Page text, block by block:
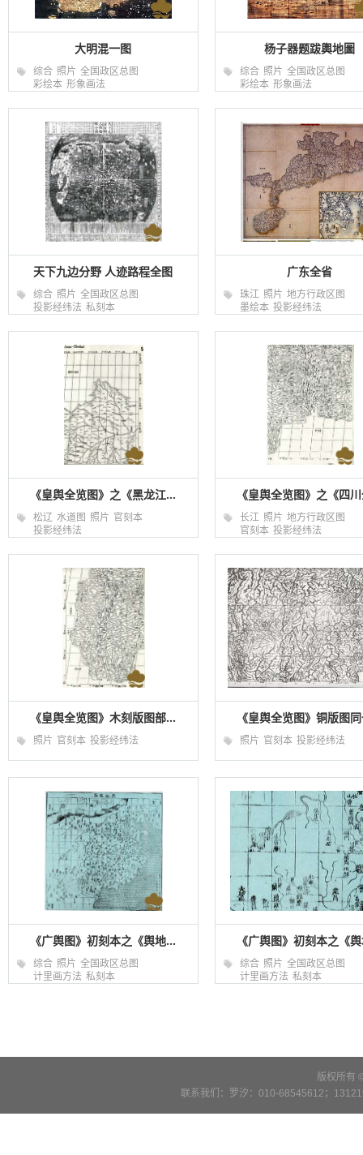
大明混一图
综合 照片 全国政区总图
彩绘本 形象画法
杨子器题跋輿地圖
综合 照片 全国政区总图
彩绘本 形象画法
天下九边分野 人迹路程全图
综合 照片 全国政区总图
投影经纬法 私刻本
广东全省
珠江 照片 地方行政区图
墨绘本 投影经纬法
《皇舆全览图》之《黑龙江...
松辽 水道图 照片 官刻本
投影经纬法
《皇舆全览图》之《四
长江 照片 地方行政区图
官刻本 投影经纬法
《皇舆全览图》木刻版图部...
照片 官刻本 投影经纬法
《皇舆全览图》铜版图
照片 官刻本 投影经纬法
《广舆图》初刻本之《舆地...
综合 照片 全国政区总图
计里画方法 私刻本
《广舆图》初刻本之《
综合 照片 全国政区总图
计里画方法 私刻本
版权所有
联系我们：罗汐：010-68545612；